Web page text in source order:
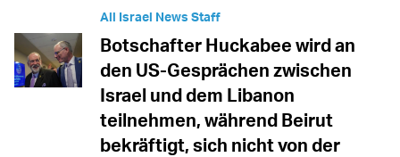
All Israel News Staff
Botschafter Huckabee wird an
den US-Gesprächen zwischen
Israel und dem Libanon
teilnehmen, während Beirut
bekräftigt, sich nicht von der